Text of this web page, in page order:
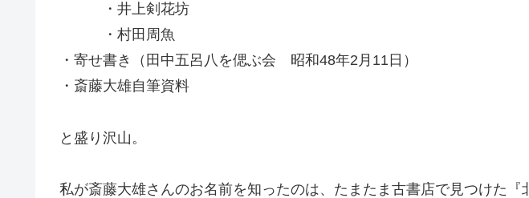
・井上剣花坊
・村田周魚
・寄せ書き（田中五呂八を偲ぶ会 昭和48年2月11日）
・斎藤大雄自筆資料
と盛り沢山。
私が斎藤大雄さんのお名前を知ったのは、たまたま古書店で見つけた『